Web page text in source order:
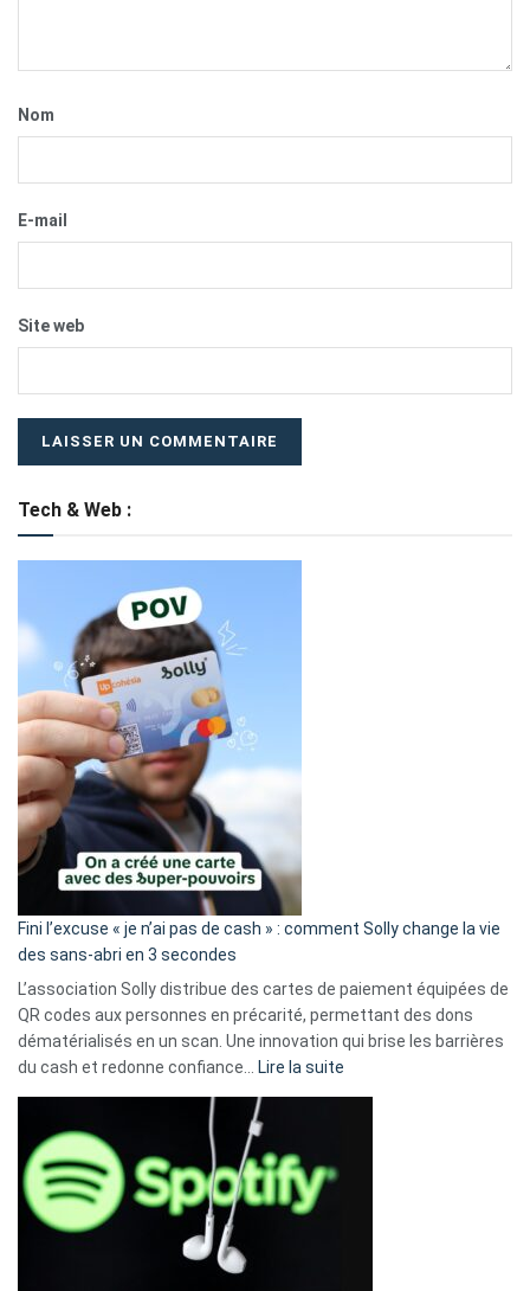
Nom
E-mail
Site web
Tech & Web :
Fini l’excuse « je n’ai pas de cash » : comment Solly change la vie
des sans-abri en 3 secondes
L’association Solly distribue des cartes de paiement équipées de
QR codes aux personnes en précarité, permettant des dons
dématérialisés en un scan. Une innovation qui brise les barrières
du cash et redonne confiance…
Lire la suite